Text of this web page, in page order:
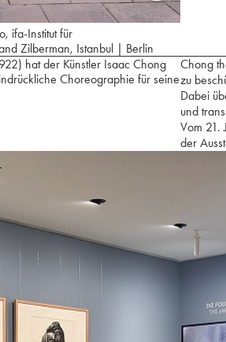
ifa-Institut für
Zilberman, Istanbul | Berlin
hat der Künstler Isaac Chong
Choreographie für seine
Chong
zu
Dabei
und
Vom 21.
der